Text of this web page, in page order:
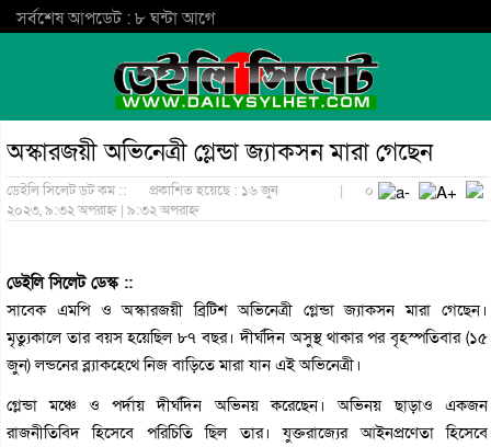
সর্বশেষ আপডেট : ৮ ঘন্টা আগে
অস্কারজয়ী অভিনেত্রী গ্লেন্ডা জ্যাকসন মারা গেছেন
ডেইলি সিলেট ডট কম ::
প্রকাশিত হয়েছে : ১৬ জুন
২০২৩, ৯:৩২ অপরাহ্ন | ৯:৩২ অপরাহ্ন
| ০
ডেইলি সিলেট ডেস্ক ::
সাবেক এমপি ও অস্কারজয়ী ব্রিটিশ অভিনেত্রী গ্লেন্ডা জ্যাকসন মারা গেছেন।
মৃত্যুকালে তার বয়স হয়েছিল ৮৭ বছর। দীর্ঘদিন অসুস্থ থাকার পর বৃহস্পতিবার (১৫
জুন) লন্ডনের ব্ল্যাকহেথে নিজ বাড়িতে মারা যান এই অভিনেত্রী।
গ্লেন্ডা মঞ্চে ও পর্দায় দীর্ঘদিন অভিনয় করেছেন। অভিনয় ছাড়াও একজন
রাজনীতিবিদ হিসেবে পরিচিতি ছিল তার। যুক্তরাজ্যের আইনপ্রণেতা হিসেবে